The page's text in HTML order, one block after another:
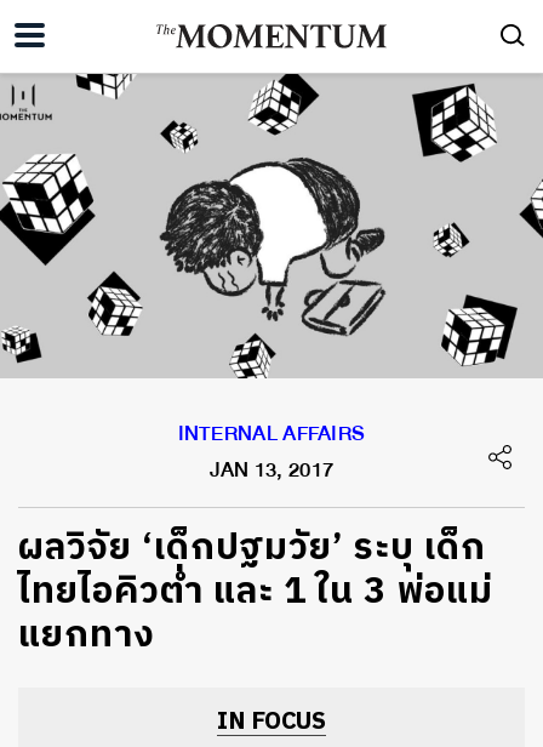
INTERNAL AFFAIRS
JAN 13, 2017
ผลวิจัย ‘เด็กปฐมวัย’ ระบุ เด็ก
ไทยไอคิวต่ำ และ 1 ใน 3 พ่อแม่
แยกทาง
IN FOCUS